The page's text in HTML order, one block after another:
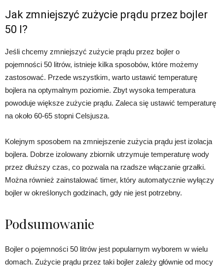
Jak zmniejszyć zużycie prądu przez bojler
50 l?
Jeśli chcemy zmniejszyć zużycie prądu przez bojler o
pojemności 50 litrów, istnieje kilka sposobów, które możemy
zastosować. Przede wszystkim, warto ustawić temperaturę
bojlera na optymalnym poziomie. Zbyt wysoka temperatura
powoduje większe zużycie prądu. Zaleca się ustawić temperaturę
na około 60-65 stopni Celsjusza.
Kolejnym sposobem na zmniejszenie zużycia prądu jest izolacja
bojlera. Dobrze izolowany zbiornik utrzymuje temperaturę wody
przez dłuższy czas, co pozwala na rzadsze włączanie grzałki.
Można również zainstalować timer, który automatycznie wyłączy
bojler w określonych godzinach, gdy nie jest potrzebny.
Podsumowanie
Bojler o pojemności 50 litrów jest popularnym wyborem w wielu
domach. Zużycie prądu przez taki bojler zależy głównie od mocy